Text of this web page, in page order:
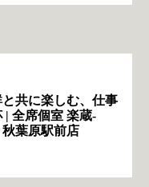
共に楽しむ、仕事
| 全席個室 楽蔵‐
葉原駅前店